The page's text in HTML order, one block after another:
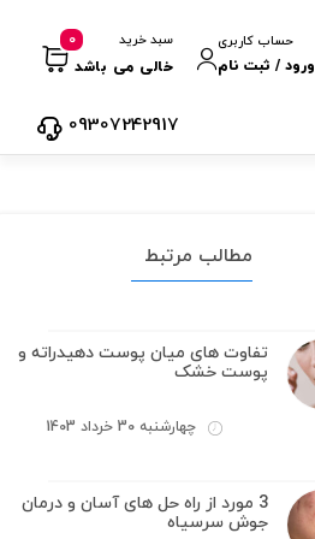
حساب کاربری
ورود / ثبت نام
سبد خرید
خالی می باشد
0
09307242917
مطالب مرتبط
تفاوت های میان پوست دهیدراته و
پوست خشک
چهارشنبه 30 خرداد 1403
3 مورد از راه حل های آسان و درمان
جوش سرسیاه